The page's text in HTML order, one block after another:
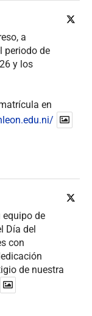
a
periodo de
y los
en
equipo de
Día del
con
de nuestra